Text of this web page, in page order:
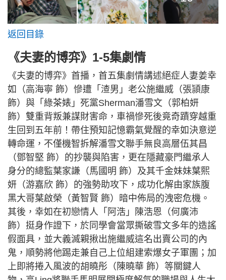
返回目錄
《夫妻的博弈》1-5集劇情
《夫妻的博弈》首播，首五集劇情講述絕症人妻姜幸
如（高海寧 飾）慘遭「渣男」老公施繼威（張頴康
飾）與「綠茶婊」死黨Sherman潘雪文（郭柏妍
飾）雙重背叛兼謀財害命，車禍慘死後竟奇蹟穿越重
生回到五年前！帶住預知記憶霸氣覺醒的幸如決意逆
轉命運，不僅機智拆解潘雪文聯手無良高層伍其昌
（鄧智堅 飾）的抄襲與陷害，更在隱藏豪門繼承人
身分的總監葉家謙（馬國明 飾）及其千金妹妹葉熙
妍（游嘉欣 飾）的強勢助攻下，成功化解由家族腹
黑大哥葉啟榮（黃智賢 飾）暗中佈局的洩密危機。
其後，幸如在初戀情人「阿浩」陳浩恩（何廣沛
飾）挺身作證下，於同學會當眾撕破雪文多年的造謠
假面具，並大義滅親揪出施繼威這名出賣公司的內
鬼，順勢將他踢走兼自己上位組建索爆女子軍團；加
上即將捲入風波的胡曉彤（陳曉華 飾）等關鍵人